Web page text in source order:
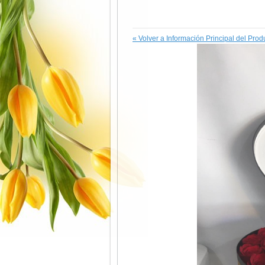
« Volver a Información Principal del